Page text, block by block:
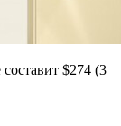
$274 (3